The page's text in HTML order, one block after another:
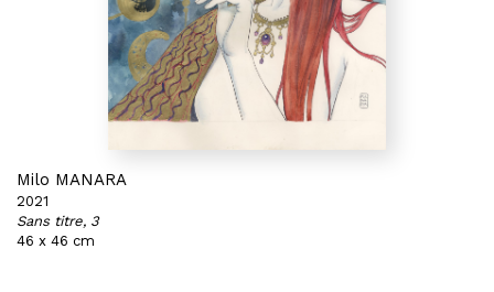
Milo MANARA
2021
Sans titre, 3
46 x 46 cm